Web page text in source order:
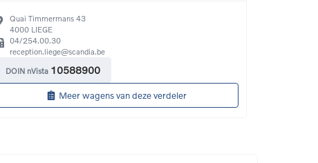
Quai Timmermans 43
4000 LIEGE
04/254.00.30
reception.liege@scandia.be
DOIN nVista 10588900
Meer wagens van deze verdeler